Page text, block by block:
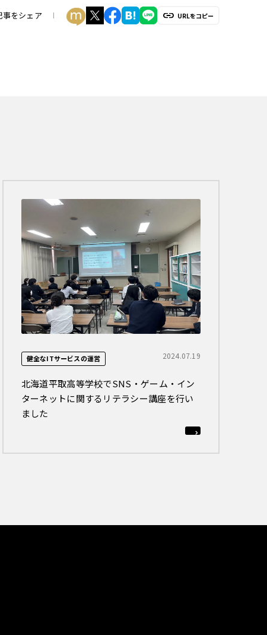
事をシェア URLをコピー
健全なITサービスの運営 2024.07.19
北海道平取高等学校でSNS・ゲーム・イン
ターネットに関するリテラシー講座を行い
ました